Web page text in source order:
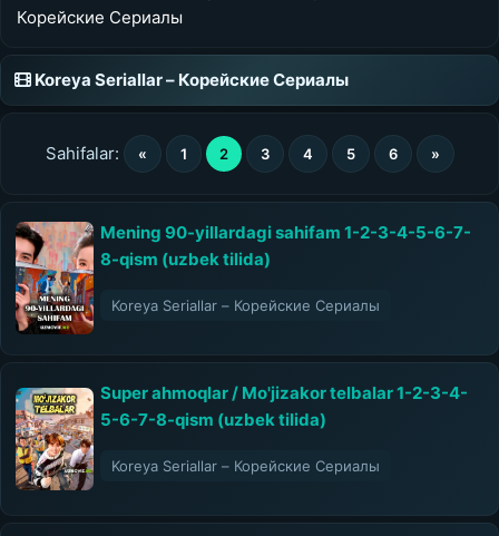
Корейские Сериалы
Koreya Seriallar – Корейские Сериалы
Sahifalar: « 1 2 3 4 5 6 »
Mening 90-yillardagi sahifam 1-2-3-4-5-6-7-
8-qism (uzbek tilida)
Koreya Seriallar – Корейские Сериалы
Super ahmoqlar / Mo'jizakor telbalar 1-2-3-4-
5-6-7-8-qism (uzbek tilida)
Koreya Seriallar – Корейские Сериалы